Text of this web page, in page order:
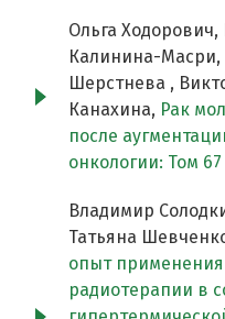
Ольга
Калинина-Масри,
Шерстнева ,
Канахина, Рак
после
онкологии: Том
Владимир
Татьяна
опыт
радиотерапии в